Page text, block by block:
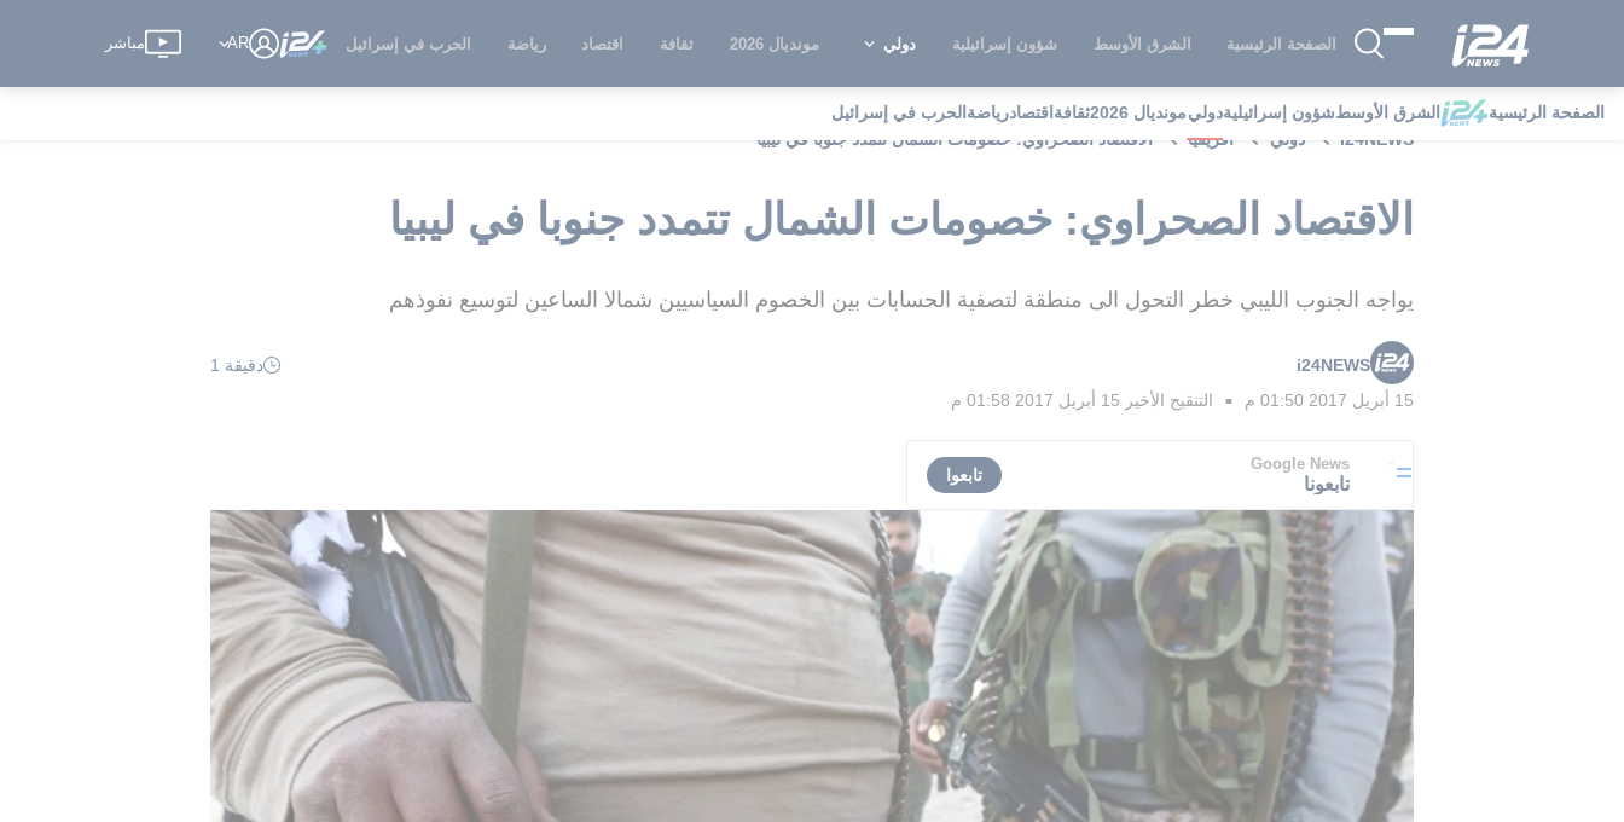
الصفحة الرئيسية الشرق الأوسط شؤون إسرائيلية دولي مونديال 2026 ثقافة اقتصاد رياضة الحرب في إسرائيل AR مباشر
الصفحة الرئيسية الشرق الأوسطشؤون إسرائيليةدوليمونديال 2026 ثقافة اقتصادرياضة الحرب في إسرائيل
i24NEWS
دولي افريقيا الاقتصاد الصحراوي: خصومات الشمال تتمدد جنوبا في ليبيا
الاقتصاد الصحراوي: خصومات الشمال تتمدد جنوبا في ليبيا
يواجه الجنوب الليبي خطر التحول الى منطقة لتصفية الحسابات بين الخصوم السياسيين شمالا الساعين لتوسيع نفوذهم
i24NEWS
دقيقة 1
15 أبريل 2017 01:50 م
■ التنقيح الأخير 15 أبريل 2017 01:58 م
Google News
تابعونا تابعوا